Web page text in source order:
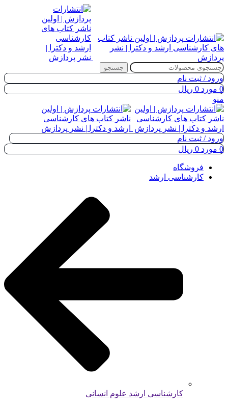
جستجو
ورود / ثبت نام
0 مورد 0 ریال
منو
ورود / ثبت نام
0 مورد 0 ریال
فروشگاه
کارشناسی ارشد
کارشناسی ارشد علوم انسانی